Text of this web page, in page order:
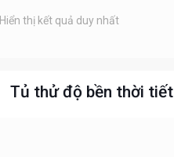
Hiển thị kết quả duy nhất
Tủ thử độ bền thời tiết